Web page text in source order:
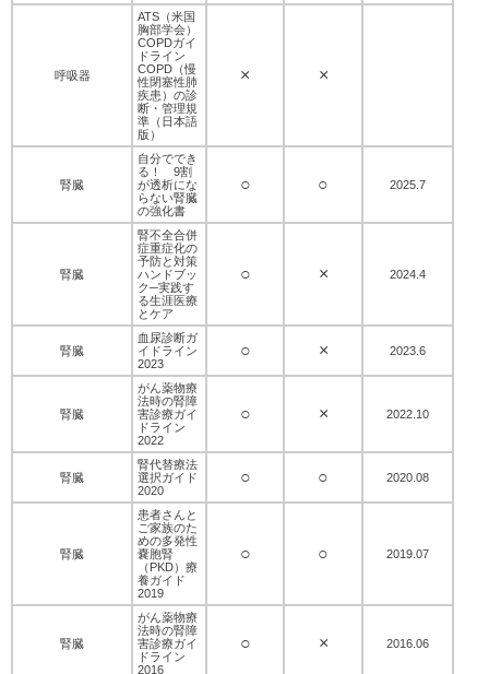
呼吸器
ATS（米国
胸部学会）
COPDガイ
ドライン
COPD（慢
性閉塞性肺
疾患）の診
断・管理規
準（日本語
版）
× ×
腎臓
自分ででき
る！ 9割
が透析にな
らない腎臓
の強化書
○ ○ 2025.7
腎臓
腎不全合併
症重症化の
予防と対策
ハンドブッ
ク─実践す
る生涯医療
とケア
○ × 2024.4
腎臓
血尿診断ガ
イドライン
2023
○ × 2023.6
腎臓
がん薬物療
法時の腎障
害診療ガイ
ドライン
2022
○ × 2022.10
腎臓
腎代替療法
選択ガイド
2020
○ ○ 2020.08
腎臓
患者さんと
ご家族のた
めの多発性
嚢胞腎
（PKD）療
養ガイド
2019
○ ○ 2019.07
腎臓
がん薬物療
法時の腎障
害診療ガイ
ドライン
2016
○ × 2016.06